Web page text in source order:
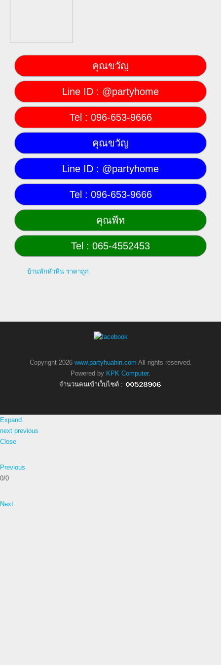
คุณขวัญ
Line ID : @partyhome
Tel : 096-653-9666
คุณขวัญ
Line ID : @partyhome
Tel : 096-653-9666
คุณพีท
Tel : 065-4552453
บ้านพักหัวหิน ราคาถูก
Copyright 2026 www.partyhuahin.com All rights reserved.
Powered by KPK Computer.
จำนวนคนเข้าเว็บไซต์ :
Expand
next previous
Close
Previous
0/0
Next